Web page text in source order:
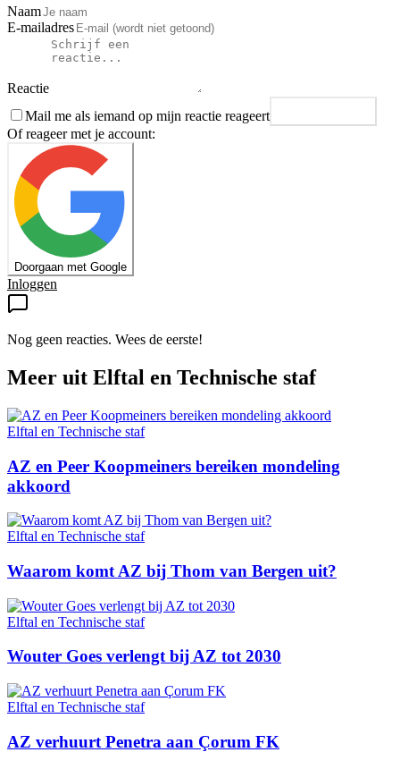
Naam
E-mailadres
Reactie
Mail me als iemand op mijn reactie reageert
Of reageer met je account:
Doorgaan met Google
Inloggen
Nog geen reacties. Wees de eerste!
Meer uit Elftal en Technische staf
Elftal en Technische staf
AZ en Peer Koopmeiners bereiken mondeling
akkoord
Elftal en Technische staf
Waarom komt AZ bij Thom van Bergen uit?
Elftal en Technische staf
Wouter Goes verlengt bij AZ tot 2030
Elftal en Technische staf
AZ verhuurt Penetra aan Çorum FK